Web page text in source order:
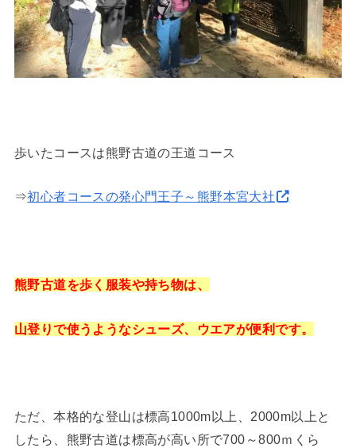
歩いたコースは熊野古道の王道コース
⇒初心者コースの発心門王子～熊野本宮大社
熊野古道を歩く服装や持ち物は、
山登りで使うようなシューズ、ウエアが便利です。
ただ、本格的な登山は標高1000m以上、2000m以上と
したら、熊野古道は標高が高い所で700～800ｍくら